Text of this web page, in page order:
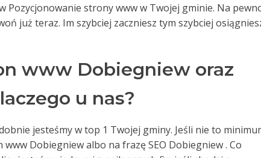
Pozycjonowanie strony www w Twojej gminie. Na
już teraz. Im szybciej zaczniesz tym szybciej
www Dobiegniew oraz
u nas?
jesteśmy w top 1 Twojej gminy. Jeśli nie to
Dobiegniew albo na frazę SEO Dobiegniew . Co